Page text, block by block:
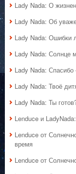
Lady Nada: О
Lady Nada: Об
Lady Nada: Ошибки
Lady Nada: Солнце
Lady Nada: Спасибо
Lady Nada: Твоё
Lady Nada: Ты
Lenduce и
Lenduce от
время
Lenduce от